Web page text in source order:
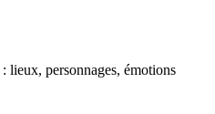
lieux, personnages, émotions